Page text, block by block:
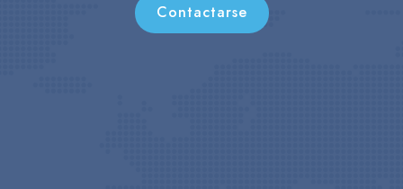
Contactarse